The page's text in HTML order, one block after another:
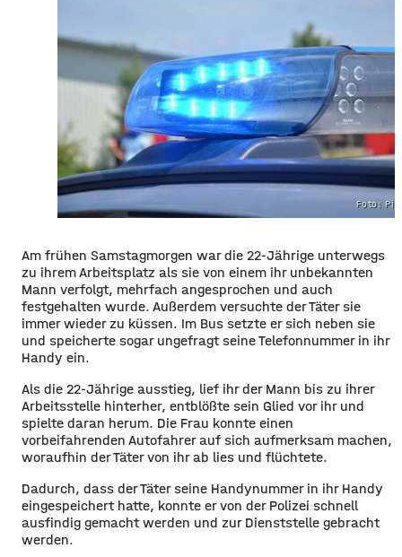
Foto:
Am frühen Samstagmorgen war die 22-Jährige unterwegs
zu ihrem Arbeitsplatz als sie von einem ihr unbekannten
Mann verfolgt, mehrfach angesprochen und auch
festgehalten wurde. Außerdem versuchte der Täter sie
immer wieder zu küssen. Im Bus setzte er sich neben sie
und speicherte sogar ungefragt seine Telefonnummer in ihr
Handy ein.
Als die 22-Jährige ausstieg, lief ihr der Mann bis zu ihrer
Arbeitsstelle hinterher, entblößte sein Glied vor ihr und
spielte daran herum. Die Frau konnte einen
vorbeifahrenden Autofahrer auf sich aufmerksam machen,
woraufhin der Täter von ihr ab lies und flüchtete.
Dadurch, dass der Täter seine Handynummer in ihr Handy
eingespeichert hatte, konnte er von der Polizei schnell
ausfindig gemacht werden und zur Dienststelle gebracht
werden.